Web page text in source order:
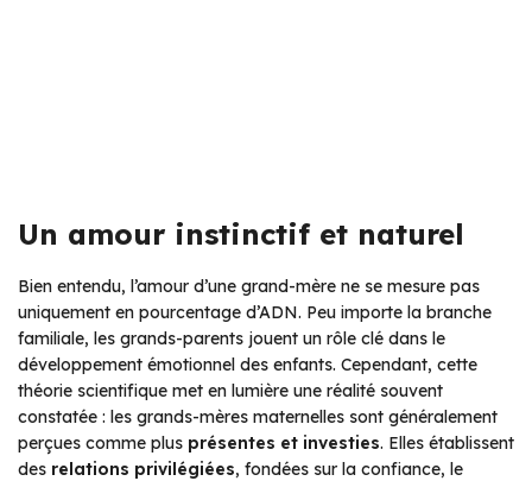
Un amour instinctif et naturel
Bien entendu, l’amour d’une grand-mère ne se mesure pas
uniquement en pourcentage d’ADN. Peu importe la branche
familiale, les grands-parents jouent un rôle clé dans le
développement émotionnel des enfants. Cependant, cette
théorie scientifique met en lumière une réalité souvent
constatée : les grands-mères maternelles sont généralement
perçues comme plus présentes et investies. Elles établissent
des relations privilégiées, fondées sur la confiance, le